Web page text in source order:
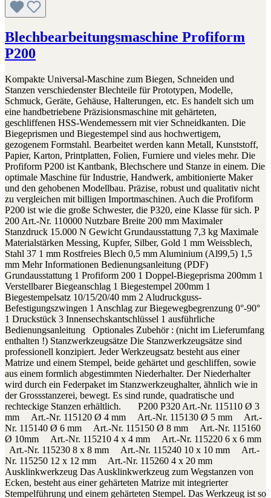
Blechbearbeitungsmaschine Profiform
P200
Kompakte Universal-Maschine zum Biegen, Schneiden und
Stanzen verschiedenster Blechteile für Prototypen, Modelle,
Schmuck, Geräte, Gehäuse, Halterungen, etc. Es handelt sich um
eine handbetriebene Präzisionsmaschine mit gehärteten,
geschliffenen HSS-Wendemessern mit vier Schneidkanten. Die
Biegeprismen und Biegestempel sind aus hochwertigem,
gezogenem Formstahl. Bearbeitet werden kann Metall, Kunststoff,
Papier, Karton, Printplatten, Folien, Furniere und vieles mehr. Die
Profiform P200 ist Kantbank, Blechschere und Stanze in einem. Die
optimale Maschine für Industrie, Handwerk, ambitionierte Maker
und den gehobenen Modellbau. Präzise, robust und qualitativ nicht
zu vergleichen mit billigen Importmaschinen. Auch die Profiform
P200 ist wie die große Schwester, die P320, eine Klasse für sich. P
200 Art.-Nr. 110000 Nutzbare Breite 200 mm Maximaler
Stanzdruck 15.000 N Gewicht Grundausstattung 7,3 kg Maximale
Materialstärken Messing, Kupfer, Silber, Gold 1 mm Weissblech,
Stahl 37 1 mm Rostfreies Blech 0,5 mm Aluminium (Al99,5) 1,5
mm Mehr Informationen Bedienungsanleitung (PDF)
Grundausstattung 1 Profiform 200 1 Doppel-Biegeprisma 200mm 1
Verstellbarer Biegeanschlag 1 Biegestempel 200mm 1
Biegestempelsatz 10/15/20/40 mm 2 Aludruckguss-
Befestigungszwingen 1 Anschlag zur Biegewegbegrenzung 0°-90°
1 Druckstück 3 Innensechskantschlüssel 1 ausführliche
Bedienungsanleitung Optionales Zubehör : (nicht im Lieferumfang
enthalten !) Stanzwerkzeugsätze Die Stanzwerkzeugsätze sind
professionell konzipiert. Jeder Werkzeugsatz besteht aus einer
Matrize und einem Stempel, beide gehärtet und geschliffen, sowie
aus einem formlich abgestimmten Niederhalter. Der Niederhalter
wird durch ein Federpaket im Stanzwerkzeughalter, ähnlich wie in
der Grossstanzerei, bewegt. Es sind runde, quadratische und
rechteckige Stanzen erhältlich. P200 P320 Art.-Nr. 115110 Ø 3
mm Art.-Nr. 115120 Ø 4 mm Art.-Nr. 115130 Ø 5 mm Art.-
Nr. 115140 Ø 6 mm Art.-Nr. 115150 Ø 8 mm Art.-Nr. 115160
Ø 10mm Art.-Nr. 115210 4 x 4 mm Art.-Nr. 115220 6 x 6 mm
Art.-Nr. 115230 8 x 8 mm Art.-Nr. 115240 10 x 10 mm Art.-
Nr. 115250 12 x 12 mm Art.-Nr. 115260 4 x 20 mm
Ausklinkwerkzeug Das Ausklinkwerkzeug zum Wegstanzen von
Ecken, besteht aus einer gehärteten Matrize mit integrierter
Stempelführung und einem gehärteten Stempel. Das Werkzeug ist so